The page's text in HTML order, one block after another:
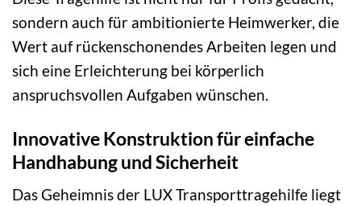
sondern auch für ambitionierte Heimwerker, die
Wert auf rückenschonendes Arbeiten legen und
sich eine Erleichterung bei körperlich
anspruchsvollen Aufgaben wünschen.
Innovative Konstruktion für einfache
Handhabung und Sicherheit
Das Geheimnis der LUX Transporttragehilfe liegt